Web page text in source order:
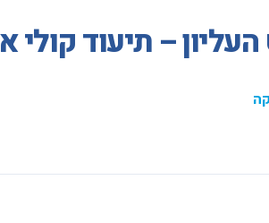
– תיעוד קולי